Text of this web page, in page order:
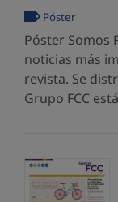
Póster
Póster Somos
noticias más
revista. Se
Grupo FCC